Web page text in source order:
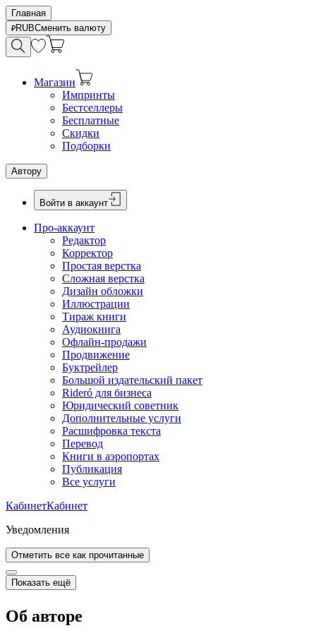
Главная
RUBСменить валюту
Магазин
Импринты
Бестселлеры
Бесплатные
Скидки
Подборки
Автору
Войти в аккаунт
Про-аккаунт
Редактор
Корректор
Простая верстка
Сложная верстка
Дизайн обложки
Иллюстрации
Тираж книги
Аудиокнига
Офлайн-продажи
Продвижение
Буктрейлер
Большой издательский пакет
Rideró для бизнеса
Юридический советник
Дополнительные услуги
Расшифровка текста
Перевод
Книги в аэропортах
Публикация
Все услуги
КабинетКабинет
Уведомления
Отметить все как прочитанные
Показать ещё
Об авторе